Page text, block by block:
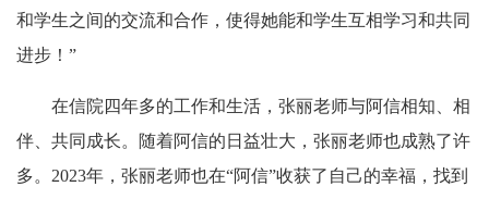
和学生之间的交流和合作，使得她能和学生互相学习和共同
进步！”
在信院四年多的工作和生活，张丽老师与阿信相知、相
伴、共同成长。随着阿信的日益壮大，张丽老师也成熟了许
多。2023年，张丽老师也在“阿信”收获了自己的幸福，找到